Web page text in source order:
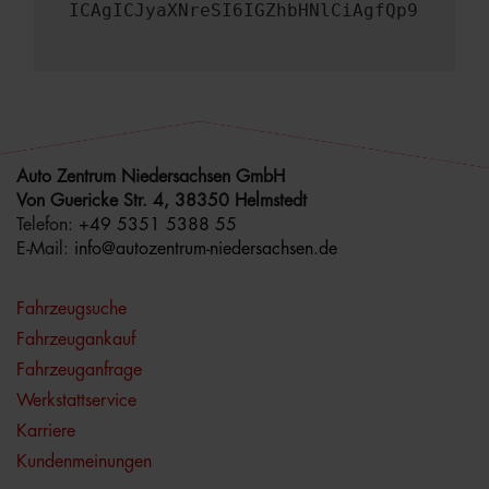
ICAgICJyaXNreSI6IGZhbHNlCiAgfQp9
Auto Zentrum Niedersachsen GmbH
Von Guericke Str. 4, 38350 Helmstedt
Telefon: +49 5351 5388 55
E-Mail: info@autozentrum-niedersachsen.de
Fahrzeugsuche
Fahrzeugankauf
Fahrzeuganfrage
Werkstattservice
Karriere
Kundenmeinungen